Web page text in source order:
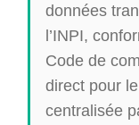
données
l’INPI,
Code de
direct pour
centralisée